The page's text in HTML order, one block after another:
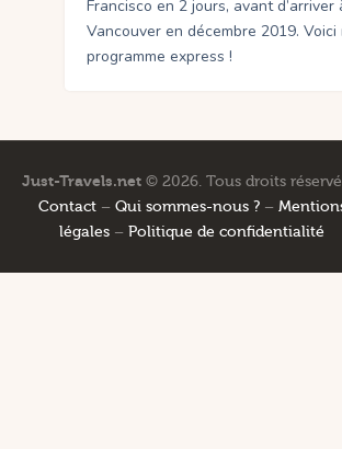
Francisco en 2 jours, avant d’arriver
Vancouver en décembre 2019. Voici
programme express !
Just-Travels.net© 2026. Tous droits
Contact– Qui sommes-nous ?–
légales – Politique de confidentialité